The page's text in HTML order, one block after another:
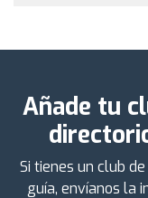
Añade tu
Si tienes un club
guía, envíanos la